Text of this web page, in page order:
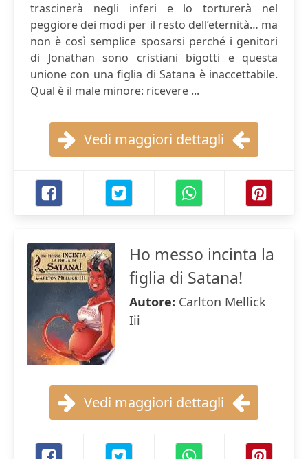
trascinerà negli inferi e lo torturerà nel
peggiore dei modi per il resto dell’eternità… ma
non è così semplice sposarsi perché i genitori
di Jonathan sono cristiani bigotti e questa
unione con una figlia di Satana è inaccettabile.
Qual è il male minore: ricevere ...
Vedi maggiori dettagli
Ho messo incinta la
figlia di Satana!
Autore: Carlton Mellick
Iii
Vedi maggiori dettagli